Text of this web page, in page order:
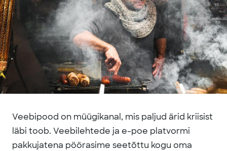
Veebipood on müügikanal, mis paljud ärid kriisist
läbi toob. Veebilehtede ja e-poe platvormi
pakkujatena pöörasime seetõttu kogu oma